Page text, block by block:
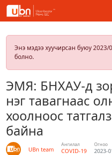
Энэ мэдээ хуучирсан буюу
болно.
ЭМЯ: БНХАУ-д
нэг тавагнаас
хоолноос
байна
UBn team
Ангилал
COVID-19
Огноо
2023-